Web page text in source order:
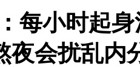
每小时起身
会扰乱内